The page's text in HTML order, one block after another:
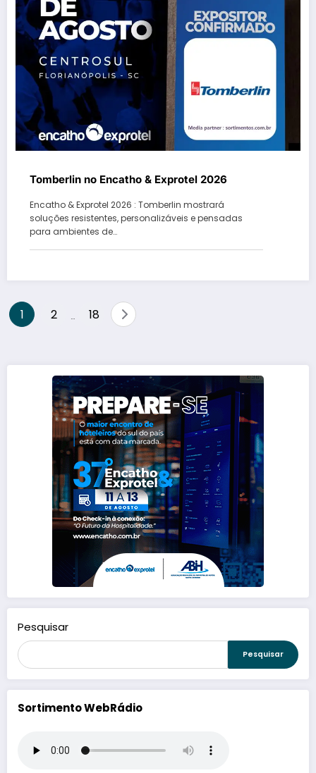
Tomberlin no Encatho & Exprotel 2026
Encatho & Exprotel 2026 : Tomberlin mostrará
soluções resistentes, personalizáveis e pensadas
para ambientes de…
Paginação
1 2 18
Pesquisar
Pesquisar
Sortimento WebRádio